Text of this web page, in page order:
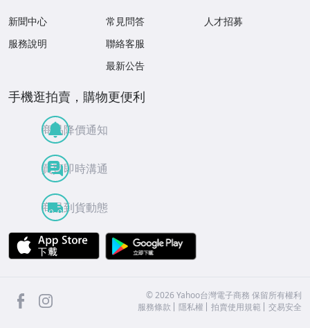
新聞中心
服務說明
常見問答
聯絡客服
最新公告
人才招募
手機逛拍賣，購物更便利
商品降價通知
買賣即時溝通
商品到貨動態
APP Store
facebook ©2026 Yahoo台灣電子商務 保留所有權利
服務條款
隱私權 拍賣使用規範 交易安全